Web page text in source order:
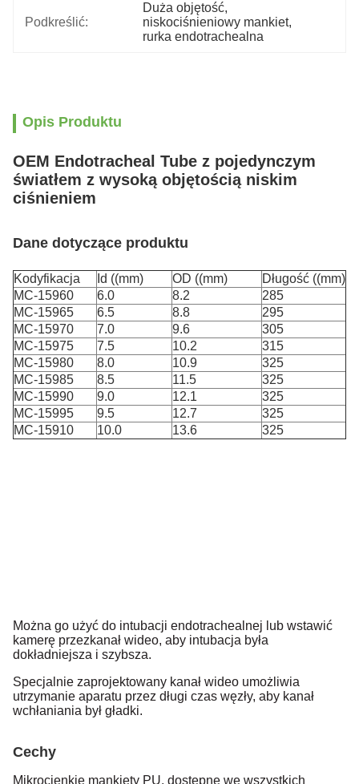
Podkreślić:
Duża objętość,
niskociśnieniowy mankiet,
rurka endotrachealna
Opis Produktu
OEM Endotracheal Tube z pojedynczym
światłem z wysoką objętością niskim
ciśnieniem
Dane dotyczące produktu
Kodyfikacja Id ((mm) OD ((mm)
Długość ((mm)
MC-15960
6.0 8.2
285
MC-15965
6.5 8.8
295
MC-15970
7.0 9.6
305
MC-15975
7.5 10.2
315
MC-15980
8.0 10.9
325
MC-15985
8.5 11.5
325
MC-15990
9.0 12.1
325
MC-15995
9.5 12.7
325
MC-15910
10.0 13.6 325
Można go użyć do intubacji endotrachealnej lub wstawić
kamerę przezkanał wideo, aby intubacja była
dokładniejsza i szybsza.
Specjalnie zaprojektowany kanał wideo umożliwia
utrzymanie aparatu przez długi czas węzły, aby kanał
wchłaniania był gładki.
Cechy
Mikrocienkie mankiety PU, dostępne we wszystkich